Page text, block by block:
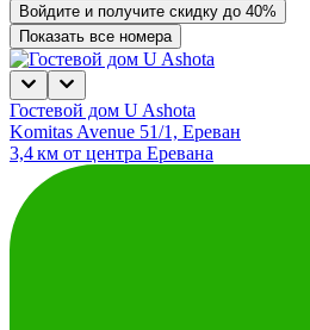
Войдите и получите скидку до 40%
Показать все номера
Гостевой дом U Ashota
Komitas Avenue 51/1, Ереван
3,4 км от центра Еревана